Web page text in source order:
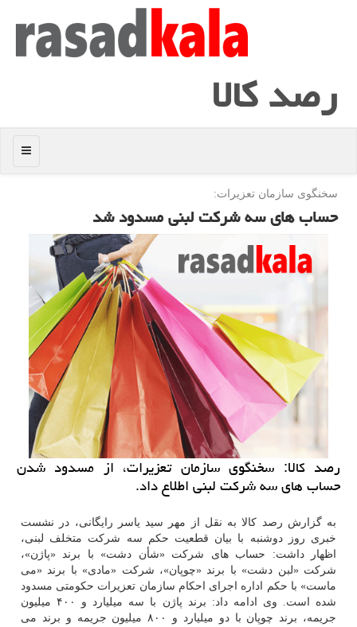
رصد كالا
منو
سخنگوی سازمان تعزیرات:
حساب های سه شركت لبنی مسدود شد
رصد كالا: سخنگوی سازمان تعزیرات، از مسدود شدن
حساب های سه شركت لبنی اطلاع داد.
به گزارش رصد کالا به نقل از مهر سید یاسر رایگانی، در نشست
خبری روز دوشنبه با بیان قطعیت حکم سه شرکت متخلف لبنی،
اظهار داشت: حساب های شرکت «شأن دشت» با برند «پاژن»،
شرکت «لبن دشت» با برند «چوپان»، شرکت «مادی» با برند «می
ماست» با حکم اداره اجرای احکام سازمان تعزیرات حکومتی مسدود
شده است. وی ادامه داد: برند پاژن با سه میلیارد و ۴۰۰ میلیون
جریمه، برند چوپان با دو میلیارد و ۸۰۰ میلیون جریمه و برند می